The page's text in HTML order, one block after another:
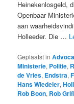
Heinekenlosgeld,
Openbaar
aan
Holleeder. Die …
Geplaatst in
Ministerie, Politie,
de Vries, Endstra,
Hans Wiedeler,
Rob Boon, Rob